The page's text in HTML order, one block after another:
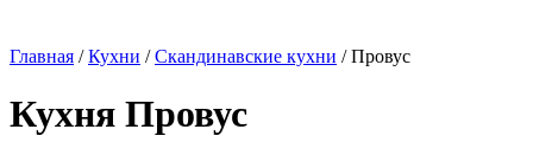
Главная /Кухни /Скандинавские кухни / Провус
Кухня Провус